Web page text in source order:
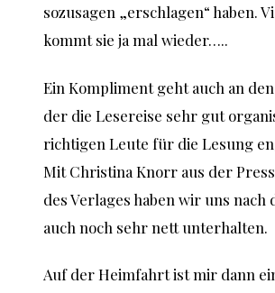
sozusagen „erschlagen“ haben.
kommt sie ja mal wieder…..
Ein Kompliment geht auch an
der die Lesereise sehr gut
richtigen Leute für die Lesung
Mit Christina Knorr aus der
des Verlages haben wir uns nach
auch noch sehr nett unterhalten.
Auf der Heimfahrt ist mir dann